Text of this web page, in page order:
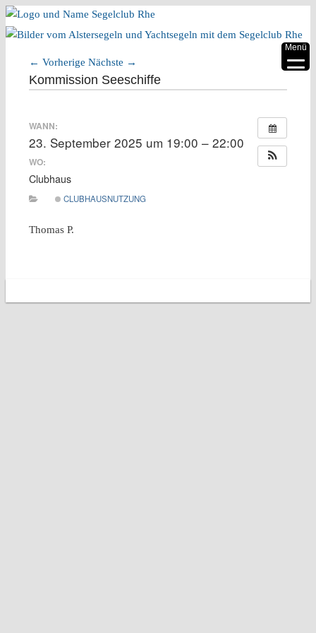
Artikelnavigation
← Vorherige Nächste →
Kommission Seeschiffe
WANN:
23. September 2025 um 19:00 – 22:00
WO:
Clubhaus
CLUBHAUSNUTZUNG
Thomas P.
Menü
▼
▼